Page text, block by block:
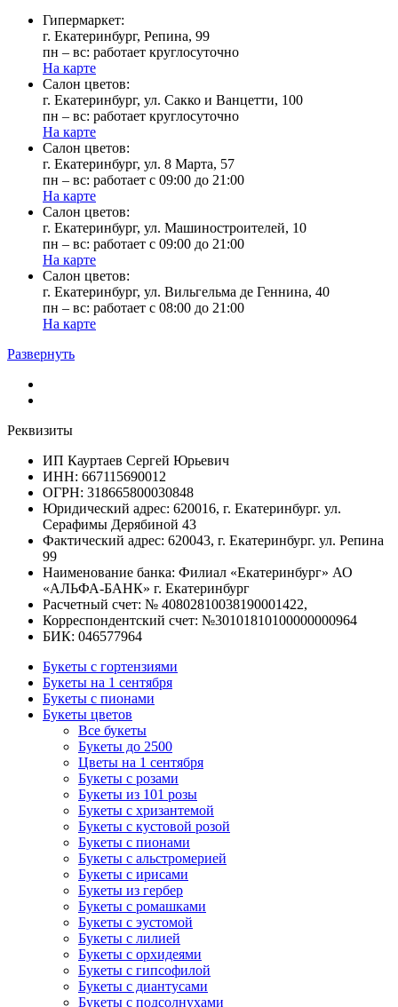
Гипермаркет:
г. Екатеринбург, Репина, 99
пн – вс: работает круглосуточно
На карте
Cалон цветов:
г. Екатеринбург, ул. Сакко и Ванцетти, 100
пн – вс: работает круглосуточно
На карте
Cалон цветов:
г. Екатеринбург, ул. 8 Марта, 57
пн – вс: работает с 09:00 до 21:00
На карте
Cалон цветов:
г. Екатеринбург, ул. Машиностроителей, 10
пн – вс: работает с 09:00 до 21:00
На карте
Cалон цветов:
г. Екатеринбург, ул. Вильгельма де Геннина, 40
пн – вс: работает с 08:00 до 21:00
На карте
Развернуть
Реквизиты
ИП Кауртаев Сергей Юрьевич
ИНН: 667115690012
ОГРН: 318665800030848
Юридический адрес: 620016, г. Екатеринбург. ул.
Серафимы Дерябиной 43
Фактический адрес: 620043, г. Екатеринбург. ул. Репина
99
Наименование банка: Филиал «Екатеринбург» АО
«АЛЬФА-БАНК» г. Екатеринбург
Расчетный счет: № 40802810038190001422,
Корреспондентский счет: №30101810100000000964
БИК: 046577964
Букеты с гортензиями
Букеты на 1 сентября
Букеты с пионами
Букеты цветов
Все букеты
Букеты до 2500
Цветы на 1 сентября
Букеты с розами
Букеты из 101 розы
Букеты с хризантемой
Букеты с кустовой розой
Букеты с пионами
Букеты с альстромерией
Букеты с ирисами
Букеты из гербер
Букеты с ромашками
Букеты с эустомой
Букеты с лилией
Букеты с орхидеями
Букеты с гипсофилой
Букеты с диантусами
Букеты с подсолнухами